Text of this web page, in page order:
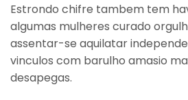
Estrondo chifre tambem tem
algumas mulheres curado
assentar-se aquilatar
vinculos com barulho amasio
desapegas.